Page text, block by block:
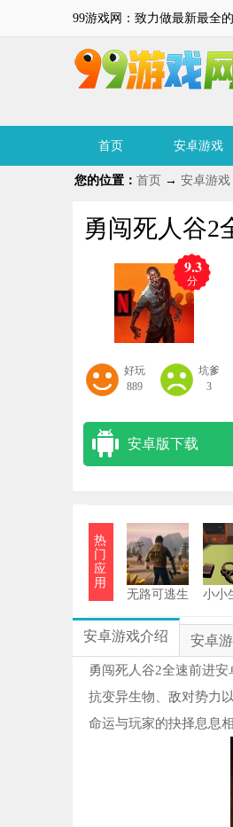
99游戏网：致力做最新最全
首页 安卓游戏
您的位置： 首页 → 安卓游戏
勇闯死人谷2
9.3
分
好玩
889
坑爹
3
勇闯死人谷2全速前进安
安卓版下载
热
门
应
用
无路可逃生
小小
安卓游戏介绍 安卓
勇闯死人谷2全速前进
抗变异生物、敌对势力
命运与玩家的抉择息息